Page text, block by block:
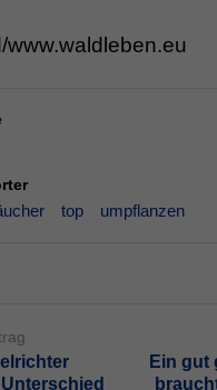
www.waldleben.eu
top umpflanzen
Ein gut